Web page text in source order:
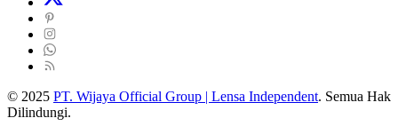
© 2025 PT. Wijaya Official Group | Lensa Independent. Semua Hak
Dilindungi.